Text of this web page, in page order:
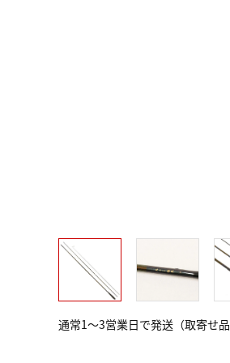
通常1～3営業日で発送（取寄せ